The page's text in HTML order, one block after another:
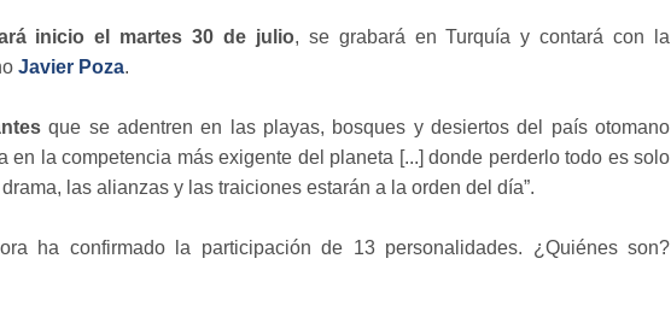
inicio el martes 30 de julio, se grabará en Turquía y contará con la
Javier Poza.
que se adentren en las playas, bosques y desiertos del país otomano
en la competencia más exigente del planeta [...] donde perderlo todo es solo
las alianzas y las traiciones estarán a la orden del día”.
ha confirmado la participación de 13 personalidades. ¿Quiénes son?